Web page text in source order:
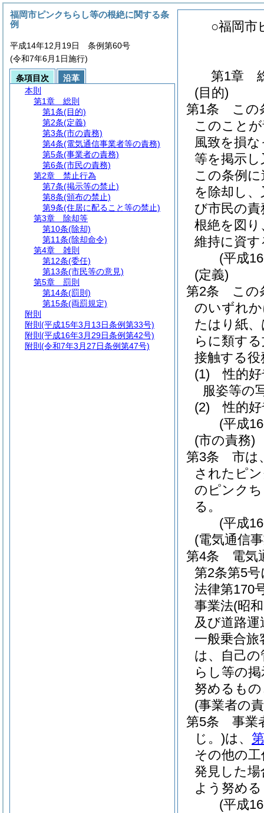
○福岡市
第1章
(目的)
第1条
この
このこと
風致を損
等を掲示
この条例
を除却し
び市民の
根絶を図
維持に資
(平成
(定義)
第2条
この
のいずれ
たはり紙
らに類す
接触する
(1)
性的
服姿等の
(2)
性的
(平成
(市の責務)
第3条
市は
されたピ
のピンク
る。
(平成
(電気通信
第4条
電気
第2条第5
法律第170
事業法(昭
及び道路運
一般乗合
は、自己
らし等の
努めるも
(事業者の
第5条
事業
じ。)は、
その他の
発見した
よう努め
(平成
福岡市ピンクちらし等の根絶に関する条
例
平成14年12月19日 条例第60号
(令和7年6月1日施行)
条項目次
沿革
本則
第1章
総則
第1条(目的)
第2条(定義)
第3条(市の責務)
第4条(電気通信事業者等の責務)
第5条(事業者の責務)
第6条(市民の責務)
第2章
禁止行為
第7条(掲示等の禁止)
第8条(頒布の禁止)
第9条(住居に配ること等の禁止)
第3章
除却等
第10条(除却)
第11条(除却命令)
第4章
雑則
第12条(委任)
第13条(市民等の意見)
第5章
罰則
第14条(罰則)
第15条(両罰規定)
附則
附則 (平成15年3月13日条例第33号)
附則 (平成16年3月29日条例第42号)
附則 (令和7年3月27日条例第47号)